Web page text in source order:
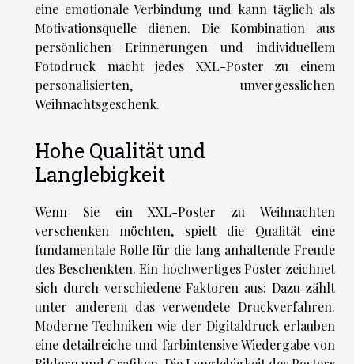
eine emotionale Verbindung und kann täglich als
Motivationsquelle dienen. Die Kombination aus
persönlichen Erinnerungen und individuellem
Fotodruck macht jedes XXL-Poster zu einem
personalisierten, unvergesslichen
Weihnachtsgeschenk.
Hohe Qualität und
Langlebigkeit
Wenn Sie ein XXL-Poster zu Weihnachten
verschenken möchten, spielt die Qualität eine
fundamentale Rolle für die lang anhaltende Freude
des Beschenkten. Ein hochwertiges Poster zeichnet
sich durch verschiedene Faktoren aus: Dazu zählt
unter anderem das verwendete Druckverfahren.
Moderne Techniken wie der Digitaldruck erlauben
eine detailreiche und farbintensive Wiedergabe von